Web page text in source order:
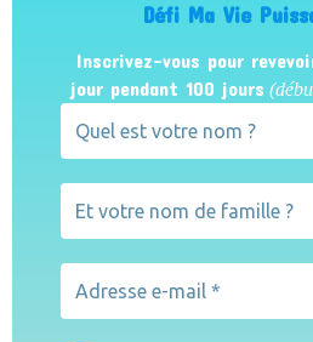
Défi Ma Vie
Inscrivez-vous pour
jour pendant 100 jours